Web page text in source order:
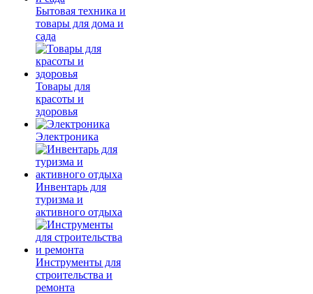
Бытовая техника и
товары для дома и
сада
Товары для
красоты и
здоровья
Электроника
Инвентарь для
туризма и
активного отдыха
Инструменты для
строительства и
ремонта